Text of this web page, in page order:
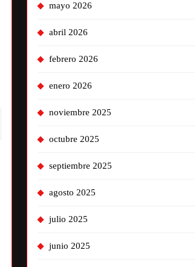
mayo 2026
abril 2026
febrero 2026
enero 2026
noviembre 2025
octubre 2025
septiembre 2025
agosto 2025
julio 2025
junio 2025